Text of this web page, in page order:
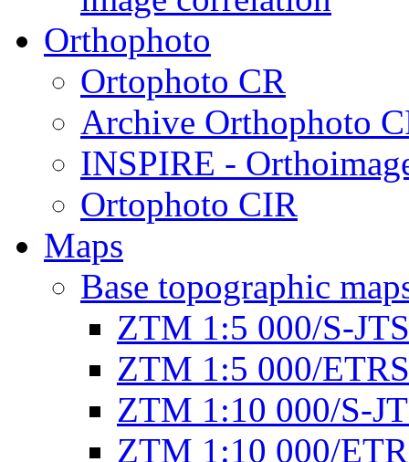
Orthophoto
Ortophoto CR
Archive Orthophoto
INSPIRE -
Ortophoto CIR
Maps
Base topographic
ZTM 1:5 000/S-
ZTM 1:5 000/
ZTM 1:10 000/S-
ZTM 1:10 000/